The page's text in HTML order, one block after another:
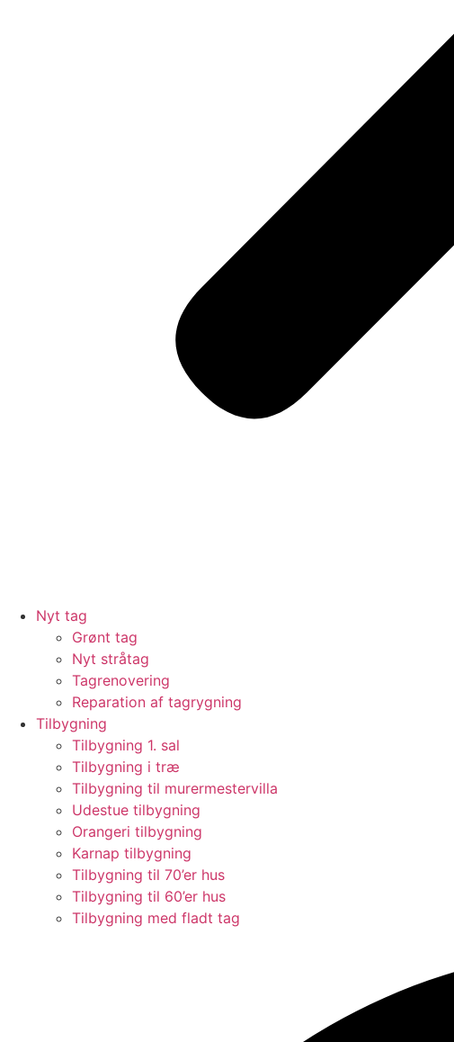
Nyt tag
Grønt tag
Nyt stråtag
Tagrenovering
Reparation af tagrygning
Tilbygning
Tilbygning 1. sal
Tilbygning i træ
Tilbygning til murermestervilla
Udestue tilbygning
Orangeri tilbygning
Karnap tilbygning
Tilbygning til 70’er hus
Tilbygning til 60’er hus
Tilbygning med fladt tag